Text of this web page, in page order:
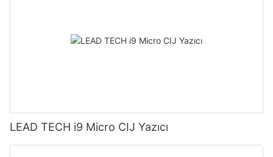
LEAD TECH i9 Micro CIJ Yazıcı